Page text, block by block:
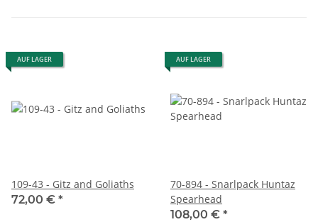
AUF LAGER
109-43 - Gitz and Goliaths
72,00 € *
AUF LAGER
70-894 - Snarlpack Huntaz
Spearhead
108,00 € *